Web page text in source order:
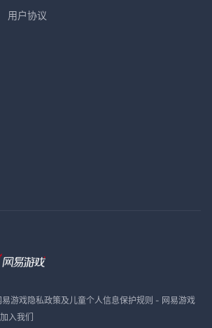
用户协议
易游戏隐私政策及儿童个人信息保护规则 - 网易游戏
加入我们